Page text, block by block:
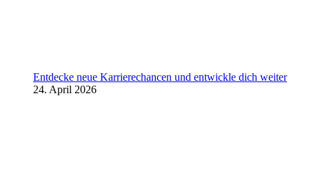
Entdecke neue Karrierechancen und entwickle dich weiter
24. April 2026